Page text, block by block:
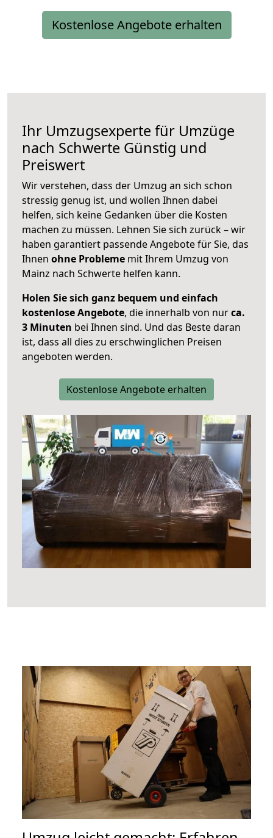
Kostenlose Angebote erhalten
Ihr Umzugsexperte für Umzüge
nach Schwerte Günstig und
Preiswert
Wir verstehen, dass der Umzug an sich schon
stressig genug ist, und wollen Ihnen dabei
helfen, sich keine Gedanken über die Kosten
machen zu müssen. Lehnen Sie sich zurück – wir
haben garantiert passende Angebote für Sie, das
Ihnen ohne Probleme mit Ihrem Umzug von
Mainz nach Schwerte helfen kann.
Holen Sie sich ganz bequem und einfach
kostenlose Angebote, die innerhalb von nurca.
3 Minuten bei Ihnen sind. Und das Beste daran
ist, dass all dies zu erschwinglichen Preisen
angeboten werden.
Kostenlose Angebote erhalten